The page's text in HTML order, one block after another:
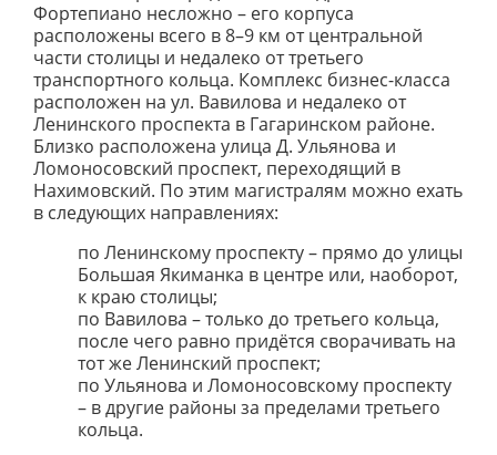
Фортепиано несложно – его корпуса
расположены всего в 8–9 км от центральной
части столицы и недалеко от третьего
транспортного кольца. Комплекс бизнес-класса
расположен на ул. Вавилова и недалеко от
Ленинского проспекта в Гагаринском районе.
Близко расположена улица Д. Ульянова и
Ломоносовский проспект, переходящий в
Нахимовский. По этим магистралям можно ехать
в следующих направлениях:
по Ленинскому проспекту – прямо до улицы
Большая Якиманка в центре или, наоборот,
к краю столицы;
по Вавилова – только до третьего кольца,
после чего равно придётся сворачивать на
тот же Ленинский проспект;
по Ульянова и Ломоносовскому проспекту
– в другие районы за пределами третьего
кольца.